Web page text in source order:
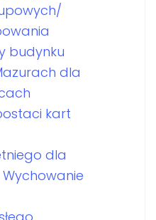
budynku
dla
kart
dla